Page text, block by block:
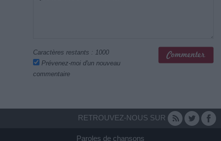
Caractères restants : 1000
Prévenez-moi d'un nouveau
commentaire
RETROUVEZ-NOUS SUR
Paroles de chansons